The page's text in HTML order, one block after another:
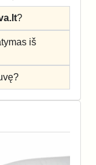
?
iš